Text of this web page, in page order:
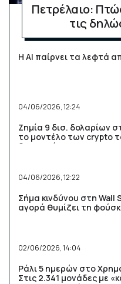
Πετρέλαιο:
τις
Η AI παίρνει τα λεφτά
04/06/2026, 12:24
Ζημία 9 δισ. δολαρίων
το μοντέλο των crypto
δοκιμασία
04/06/2026, 12:22
Σήμα κινδύνου στη Wall
αγορά θυμίζει τη
02/06/2026, 14:04
Ράλι 5 ημερών στο
Στις 2.341 μονάδες με